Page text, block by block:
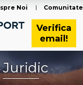
Noi Comunitate
Verifica
email!
Juridic